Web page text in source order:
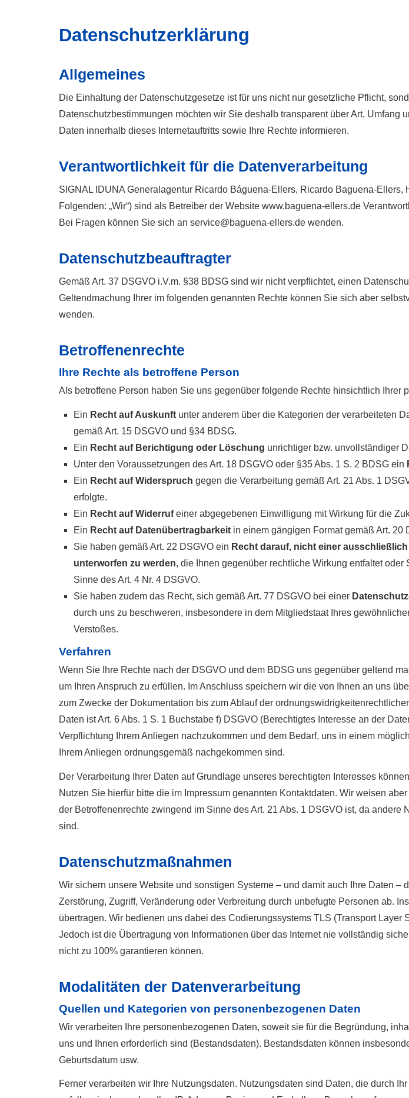
Datenschutzerklärung
Allgemeines
Die Einhaltung der Datenschutzgesetze ist für uns nicht nur gesetzliche Pflicht,
Datenschutzbestimmungen möchten wir Sie deshalb transparent über Art,
Daten innerhalb dieses Internetauftritts sowie Ihre Rechte informieren.
Verantwortlichkeit für die Datenverarbeitung
SIGNAL IDUNA Generalagentur Ricardo Báguena-Ellers, Ricardo Baguena-
Folgenden: „Wir“) sind als Betreiber der Website www.baguena-ellers.de
Bei Fragen können Sie sich an service@baguena-ellers.de wenden.
Datenschutzbeauftragter
Gemäß Art. 37 DSGVO i.V.m. §38 BDSG sind wir nicht verpflichtet, einen
Geltendmachung Ihrer im folgenden genannten Rechte können Sie sich aber
wenden.
Betroffenenrechte
Ihre Rechte als betroffene Person
Als betroffene Person haben Sie uns gegenüber folgende Rechte hinsichtlich Ihrer
Ein Recht auf Auskunft unter anderem über die Kategorien der verarbeiteten
gemäß Art. 15 DSGVO und §34 BDSG.
Ein Recht auf Berichtigung oder Löschung unrichtiger bzw. unvollständiger
Unter den Voraussetzungen des Art. 18 DSGVO oder §35 Abs. 1 S. 2 BDSG ein
Ein Recht auf Widerspruch gegen die Verarbeitung gemäß Art. 21 Abs. 1
erfolgte.
Ein Recht auf Widerrufeiner abgegebenen Einwilligung mit Wirkung für die
Ein Recht auf Datenübertragbarkeit in einem gängigen Format gemäß Art. 20
Sie haben gemäß Art. 22 DSGVO ein Recht darauf, nicht einer
unterworfen zu werden, die Ihnen gegenüber rechtliche Wirkung entfaltet
Sinne des Art. 4 Nr. 4 DSGVO.
Sie haben zudem das Recht, sich gemäß Art. 77 DSGVO bei einer
durch uns zu beschweren, insbesondere in dem Mitgliedstaat Ihres
Verstoßes.
Verfahren
Wenn Sie Ihre Rechte nach der DSGVO und dem BDSG uns gegenüber geltend
um Ihren Anspruch zu erfüllen. Im Anschluss speichern wir die von Ihnen an uns
zum Zwecke der Dokumentation bis zum Ablauf der
Daten ist Art. 6 Abs. 1 S. 1 Buchstabe f) DSGVO (Berechtigtes Interesse an der
Verpflichtung Ihrem Anliegen nachzukommen und dem Bedarf, uns in einem
Ihrem Anliegen ordnungsgemäß nachgekommen sind.
Der Verarbeitung Ihrer Daten auf Grundlage unseres berechtigten Interesses
Nutzen Sie hierfür bitte die im Impressum genannten Kontaktdaten. Wir weisen
der Betroffenenrechte zwingend im Sinne des Art. 21 Abs. 1 DSGVO ist, da
sind.
Datenschutzmaßnahmen
Wir sichern unsere Website und sonstigen Systeme – und damit auch Ihre Daten
Zerstörung, Zugriff, Veränderung oder Verbreitung durch unbefugte Per­sonen ab.
übertragen. Wir bedienen uns dabei des Codierungssystems TLS (Transport Layer
Jedoch ist die Übertragung von Informationen über das Internet nie vollständig
nicht zu 100% garantieren können.
Modalitäten der Datenverarbeitung
Quellen und Kategorien von personenbezogenen Daten
Wir verarbeiten Ihre personenbezogenen Daten, soweit sie für die Begründung,
uns und Ihnen erforderlich sind (Bestandsdaten). Bestandsdaten können
Geburts­datum usw.
Ferner verarbeiten wir Ihre Nutzungsdaten. Nutzungsdaten sind Daten, die durch